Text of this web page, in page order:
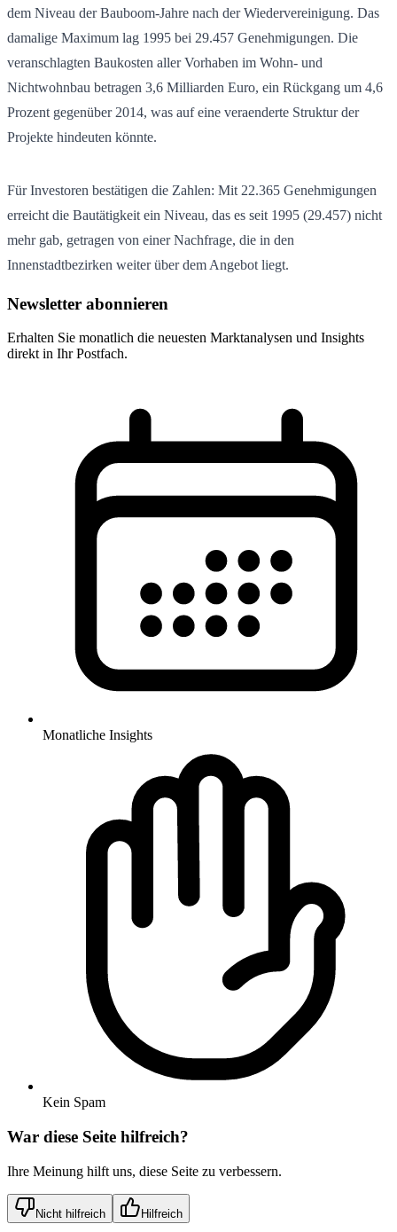
dem Niveau der Bauboom-Jahre nach der Wiedervereinigung. Das
damalige Maximum lag 1995 bei 29.457 Genehmigungen. Die
veranschlagten Baukosten aller Vorhaben im Wohn- und
Nichtwohnbau betragen 3,6 Milliarden Euro, ein Rückgang um 4,6
Prozent gegenüber 2014, was auf eine veraenderte Struktur der
Projekte hindeuten könnte.
Für Investoren bestätigen die Zahlen: Mit 22.365 Genehmigungen
erreicht die Bautätigkeit ein Niveau, das es seit 1995 (29.457) nicht
mehr gab, getragen von einer Nachfrage, die in den
Innenstadtbezirken weiter über dem Angebot liegt.
Newsletter abonnieren
Erhalten Sie monatlich die neuesten Marktanalysen und Insights
direkt in Ihr Postfach.
Monatliche Insights
Kein Spam
War diese Seite hilfreich?
Ihre Meinung hilft uns, diese Seite zu verbessern.
Nicht hilfreich Hilfreich